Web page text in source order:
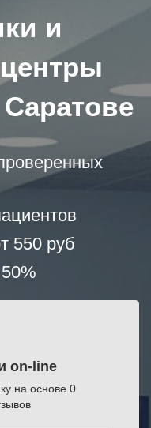
и
550 руб
on-line
на основе 0